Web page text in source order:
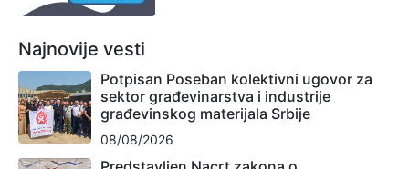
Najnovije vesti
Potpisan Poseban kolektivni ugovor za
sektor građevinarstva i industrije
građevinskog materijala Srbije
08/08/2026